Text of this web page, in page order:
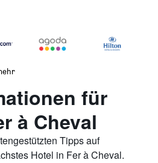
für
à Cheval
Tipps auf
Hotel in Fer à Cheval.